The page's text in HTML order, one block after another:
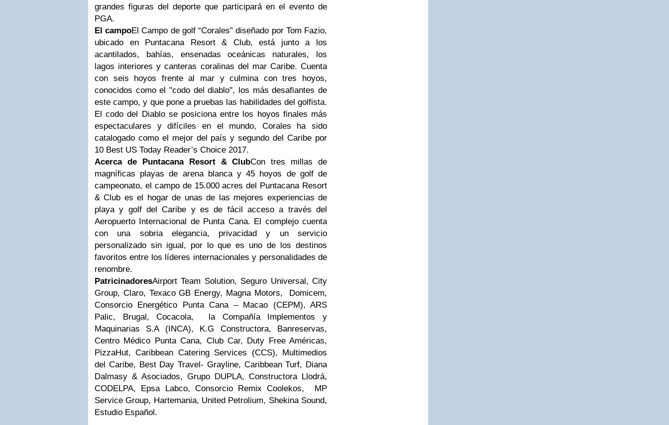
grandes figuras del deporte que participará en el evento de
PGA.
El campoEl Campo de golf “Corales” diseñado por Tom Fazio,
ubicado en Puntacana Resort & Club, está junto a los
acantilados, bahías, ensenadas oceánicas naturales, los
lagos interiores y canteras coralinas del mar Caribe. Cuenta
con seis hoyos frente al mar y culmina con tres hoyos,
conocidos como el "codo del diablo", los más desafiantes de
este campo, y que pone a pruebas las habilidades del golfista.
El codo del Diablo se posiciona entre los hoyos finales más
espectaculares y difíciles en el mundo, Corales ha sido
catalogado como el mejor del país y segundo del Caribe por
10 Best US Today Reader’s Choice 2017.
Acerca de Puntacana Resort & ClubCon tres millas de
magníficas playas de arena blanca y 45 hoyos de golf de
campeonato, el campo de 15.000 acres del Puntacana Resort
& Club es el hogar de unas de las mejores experiencias de
playa y golf del Caribe y es de fácil acceso a través del
Aeropuerto Internacional de Punta Cana. El complejo cuenta
con una sobria elegancia, privacidad y un servicio
personalizado sin igual, por lo que es uno de los destinos
favoritos entre los líderes internacionales y personalidades de
renombre.
PatricinadoresAirport Team Solution, Seguro Universal, City
Group, Claro, Texaco GB Energy, Magna Motors, Domicem,
Consorcio Energético Punta Cana – Macao (CEPM), ARS
Palic, Brugal, Cocacola, la Compañía Implementos y
Maquinarias S.A (INCA), K.G Constructora, Banreservas,
Centro Médico Punta Cana, Club Car, Duty Free Américas,
PizzaHut, Caribbean Catering Services (CCS), Multimedios
del Caribe, Best Day Travel- Grayline, Caribbean Turf, Diana
Dalmasy & Asociados, Grupo DUPLA, Constructora Llodrá,
CODELPA, Epsa Labco, Consorcio Remix Coolekos, MP
Service Group, Hartemania, United Petrolium, Shekina Sound,
Estudio Español.